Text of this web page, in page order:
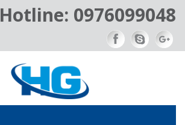
Hotline: 0976099048